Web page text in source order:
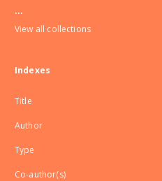
...
View all collections
Indexes
Title
Author
Type
Co-author(s)